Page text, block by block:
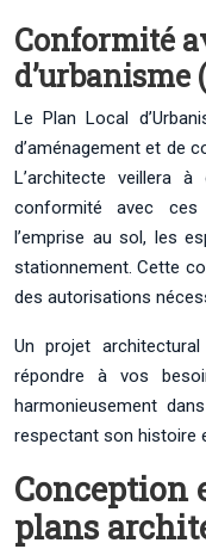
Conformité
d’urbanisme
Le Plan Local
d’aménagement et de
L’architecte veillera
conformité avec ces
l’emprise au sol, les
stationnement. Cette
des autorisations
Un projet
répondre à vos
harmonieusement
respectant son histoire
Conception
plans